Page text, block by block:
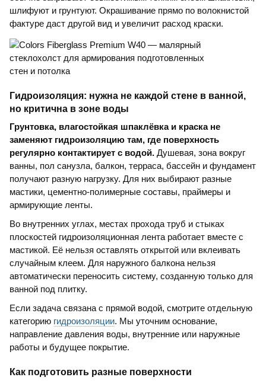
шлифуют и грунтуют. Окрашивание прямо по волокнистой
фактуре даст другой вид и увеличит расход краски.
Гидроизоляция: нужна не каждой стене в ванной,
но критична в зоне воды
Грунтовка, влагостойкая шпаклёвка и краска не
заменяют гидроизоляцию там, где поверхность
регулярно контактирует с водой. Душевая, зона вокруг
ванны, пол санузла, балкон, терраса, бассейн и фундамент
получают разную нагрузку. Для них выбирают разные
мастики, цементно-полимерные составы, праймеры и
армирующие ленты.
Во внутренних углах, местах прохода труб и стыках
плоскостей гидроизоляционная лента работает вместе с
мастикой. Её нельзя оставлять открытой или вклеивать
случайным клеем. Для наружного балкона нельзя
автоматически переносить систему, созданную только для
ванной под плитку.
Если задача связана с прямой водой, смотрите отдельную
категорию гидроизоляции. Мы уточним основание,
направление давления воды, внутренние или наружные
работы и будущее покрытие.
Как подготовить разные поверхности